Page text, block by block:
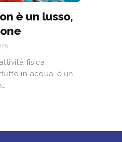
è un lusso,
fisica
in acqua, è un